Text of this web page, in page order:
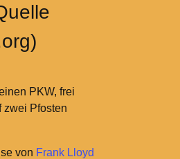
PKW, frei
zwei Pfosten
von Frank Lloyd